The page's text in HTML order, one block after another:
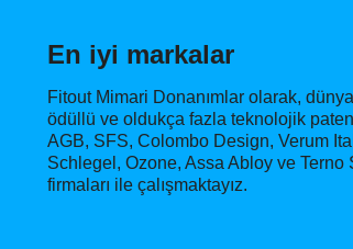
En iyi markalar
Fitout Mimari Donanımlar olarak,
ödüllü ve oldukça fazla teknolojik
AGB, SFS, Colombo Design, Verum
Schlegel, Ozone, Assa Abloy ve Terno
firmaları ile çalışmaktayız.